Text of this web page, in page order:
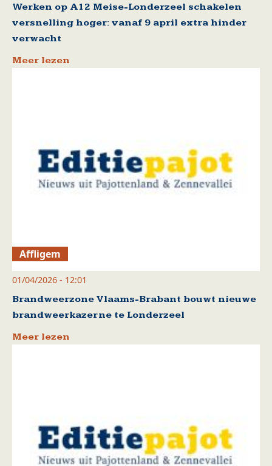
Werken op A12 Meise-Londerzeel schakelen
versnelling hoger: vanaf 9 april extra hinder
verwacht
Meer lezen
Affligem
01/04/2026 - 12:01
Brandweerzone Vlaams-Brabant bouwt nieuwe
brandweerkazerne te Londerzeel
Meer lezen